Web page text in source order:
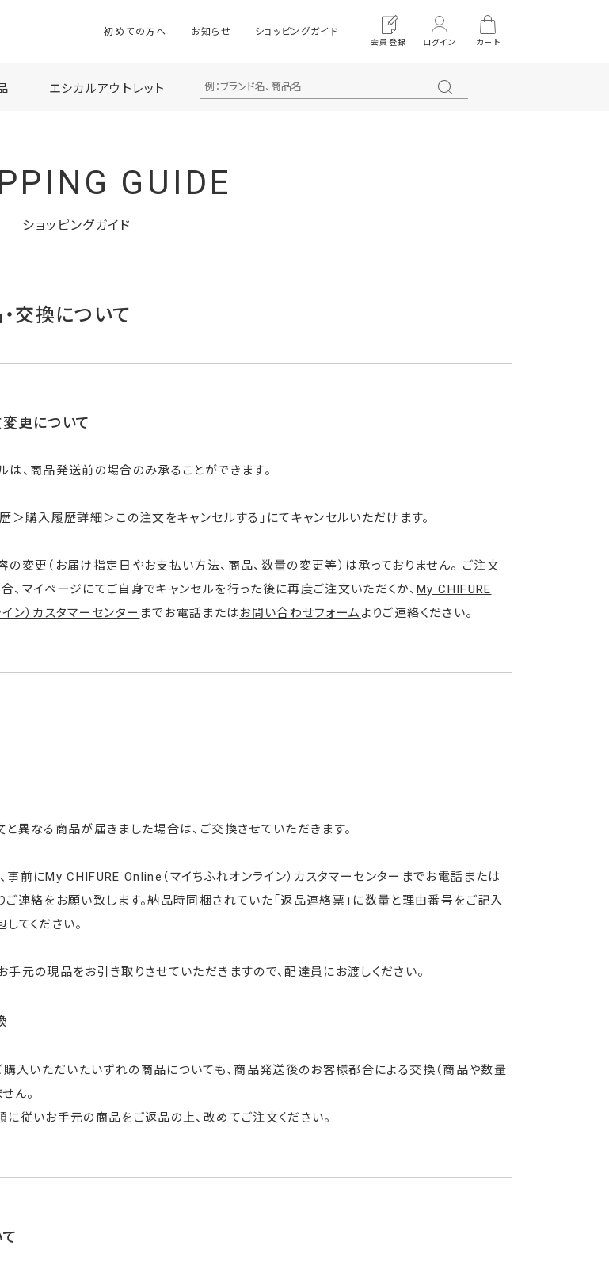
初めての方へ お知らせ ショッピングガイド
会員登録 ログイン カート
エシカルアウトレット
GUIDE
ショッピングガイド
交換について
更について
は、商品発送前の場合のみ承ることができます。
＞購入履歴詳細＞この注文をキャンセルする」にてキャンセルいただけます。
の変更（お届け指定日やお支払い方法、商品、数量の変更等）は承っておりません。 ご注文
、マイページにてご自身でキャンセルを行った後に再度ご注文いただくか、My CHIFURE
ン）カスタマーセンター までお電話または お問い合わせフォーム よりご連絡ください。
と異なる商品が届きました場合は、ご交換させていただきます。
事前にMy CHIFURE Online（マイちふれオンライン）カスタマーセンター までお電話または
ご連絡をお願い致します。納品時同梱されていた「返品連絡票」に数量と理由番号をご記入
てください。
手元の現品をお引き取りさせていただきますので、配達員にお渡しください。
入いただいたいずれの商品についても、商品発送後のお客様都合による交換（商品や数量
ん。
に従いお手元の商品をご返品の上、改めてご注文ください。